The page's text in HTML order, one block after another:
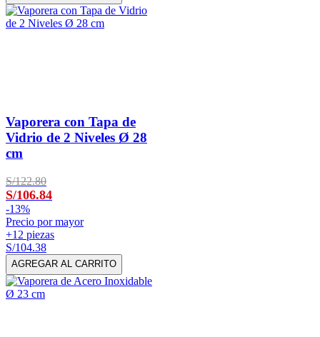
Vaporera con Tapa de
Vidrio de 2 Niveles Ø 28
cm
S/122.80
S/106.84
-13%
Precio por mayor
+12 piezas
S/104.38
AGREGAR AL CARRITO